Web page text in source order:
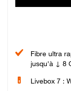
Fibre ultra
jusqu'à ↓ 8
Livebox 7 :